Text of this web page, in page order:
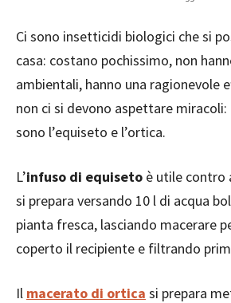
Ci sono insetticidi biologici che si
casa: costano pochissimo, non
ambientali, hanno una ragionevole
non ci si devono aspettare
sono l’equiseto e l’ortica.
L’infuso di equiseto è utile contro
si prepara versando 10 l di acqua
pianta fresca, lasciando macerare
coperto il recipiente e filtrando
Il macerato di ortica si prepara